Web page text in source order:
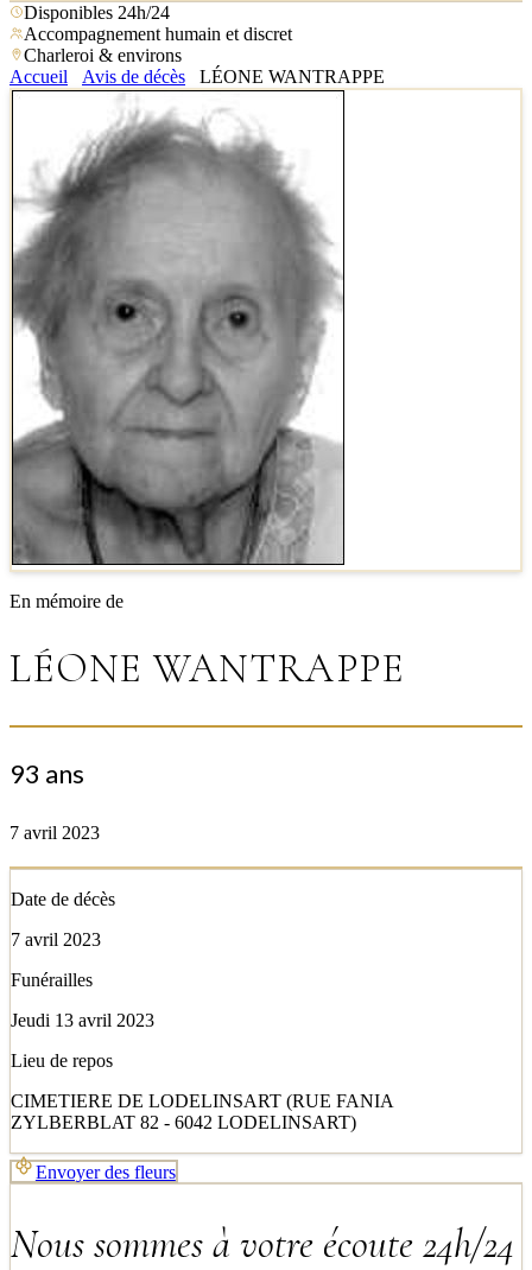
Disponibles 24h/24
Accompagnement humain et discret
Charleroi & environs
Accueil
Avis de décès LÉONE WANTRAPPE
En mémoire de
LÉONE WANTRAPPE
93 ans
7 avril 2023
Date de décès
7 avril 2023
Funérailles
Jeudi 13 avril 2023
Lieu de repos
CIMETIERE DE LODELINSART (RUE FANIA
ZYLBERBLAT 82 - 6042 LODELINSART)
Envoyer des fleurs
Nous sommes à votre écoute 24h/24